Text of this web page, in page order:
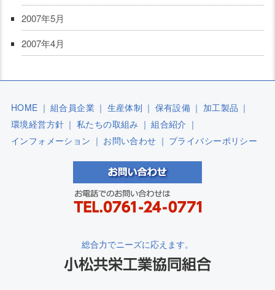
2007年5月
2007年4月
HOME ｜ 組合員企業 ｜ 生産体制 ｜ 保有設備 ｜ 加工製品 ｜
環境経営方針 ｜ 私たちの取組み ｜ 組合紹介 ｜
インフォメーション ｜ お問い合わせ ｜ プライバシーポリシー
総合力でニーズに応えます。